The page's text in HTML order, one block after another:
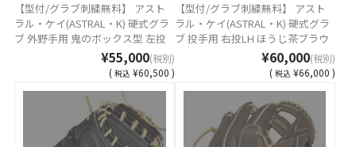
【型付/グラブ刺繍無料】 アスト
ラル・ケイ(ASTRAL・K) 硬式グラ
ブ 外野手用 鬼のボックス型 左投
げRH ワイン MADE IN TSURUGA
JAPAN AST-8K AST-BOX-WINGH [
型付け無料 硬式グラブ刺繍2ヶ所
無料(単色のみ)※縁取り・影付き
の場合、1ヶ所+3300円(税込)]
¥55,000(税別)
( 税込 ¥60,500 )
【型付/グラブ刺繍無料】 アスト
ラル・ケイ(ASTRAL・K) 硬式グラ
ブ 投手用 右投LH ほうじ茶ブラウ
ン リガーレバック MADE IN
TSURUGA JAPAN AST-LG1K-HBRT
[ 型付け無料 硬式グラブ刺繍2ヶ所
無料(単色のみ)※縁取り・影付き
の場合、1ヶ所+3300円(税込)]
¥60,000(税別)
( 税込 ¥66,000 )